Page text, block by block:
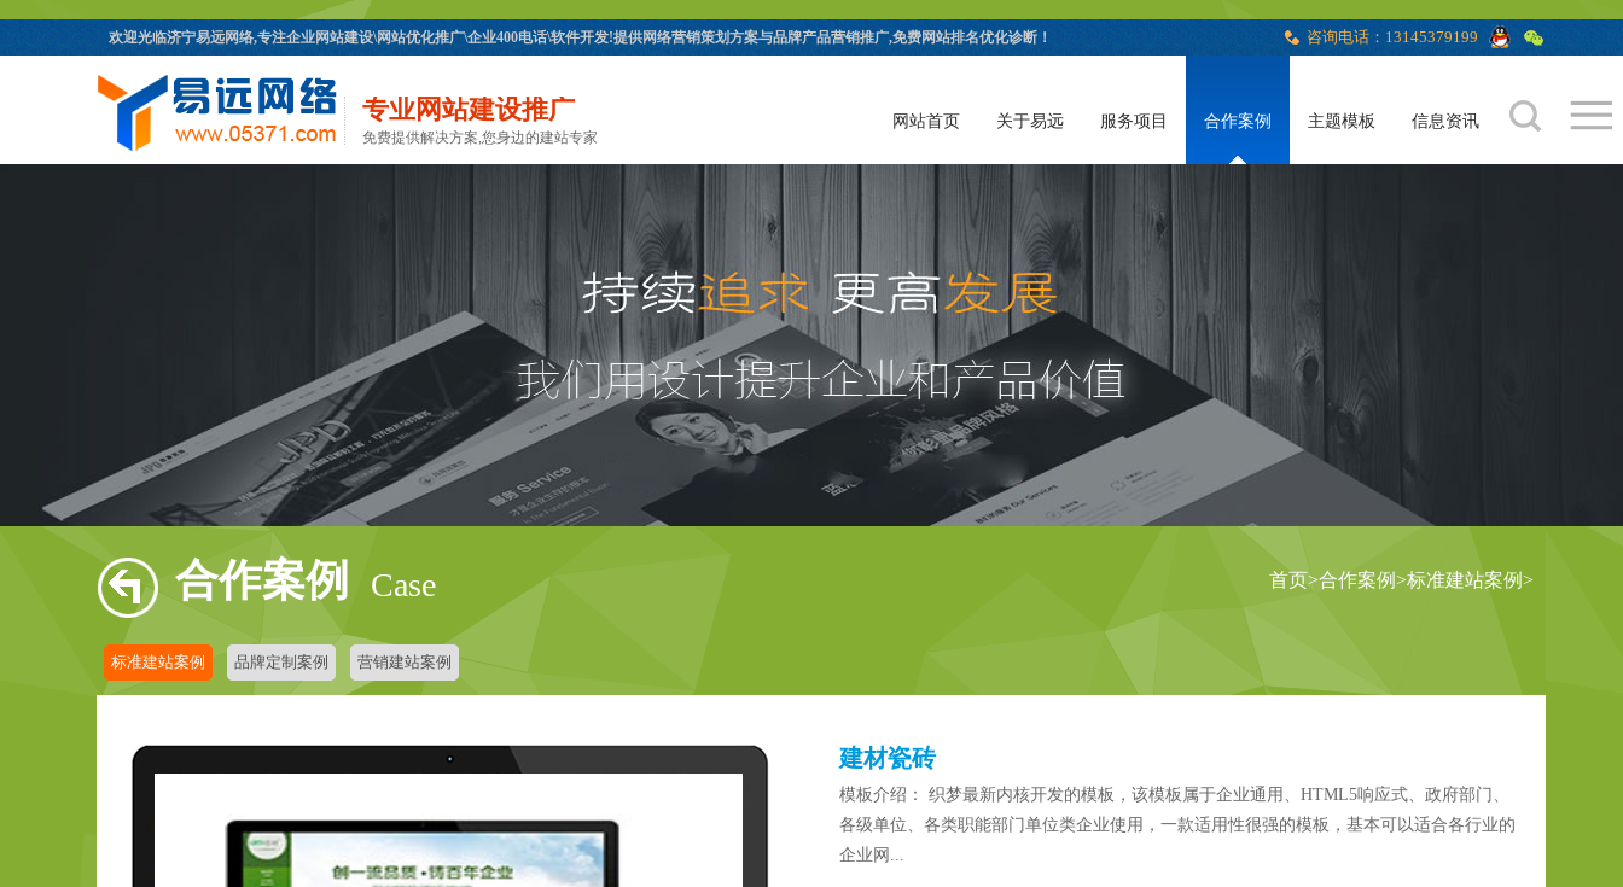
欢迎光临济宁易远网络,专注企业网站建设\网站优化推广\企业400电话\软件开发!提供网络营销策划方案与品牌产品营销推广,免费网站排名优化诊断！ 咨询电话：13145379199
专业网站建设推广
免费提供解决方案,您身边的建站专家
网站首页 关于易远 服务项目 合作案例 主题模板 信息资讯
合作案例 Case 首页>合作案例>标准建站案例>
标准建站案例 品牌定制案例 营销建站案例
建材瓷砖
模板介绍： 织梦最新内核开发的模板，该模板属于企业通用、HTML5响应式、政府部门、
各级单位、各类职能部门单位类企业使用，一款适用性很强的模板，基本可以适合各行业的
企业网...